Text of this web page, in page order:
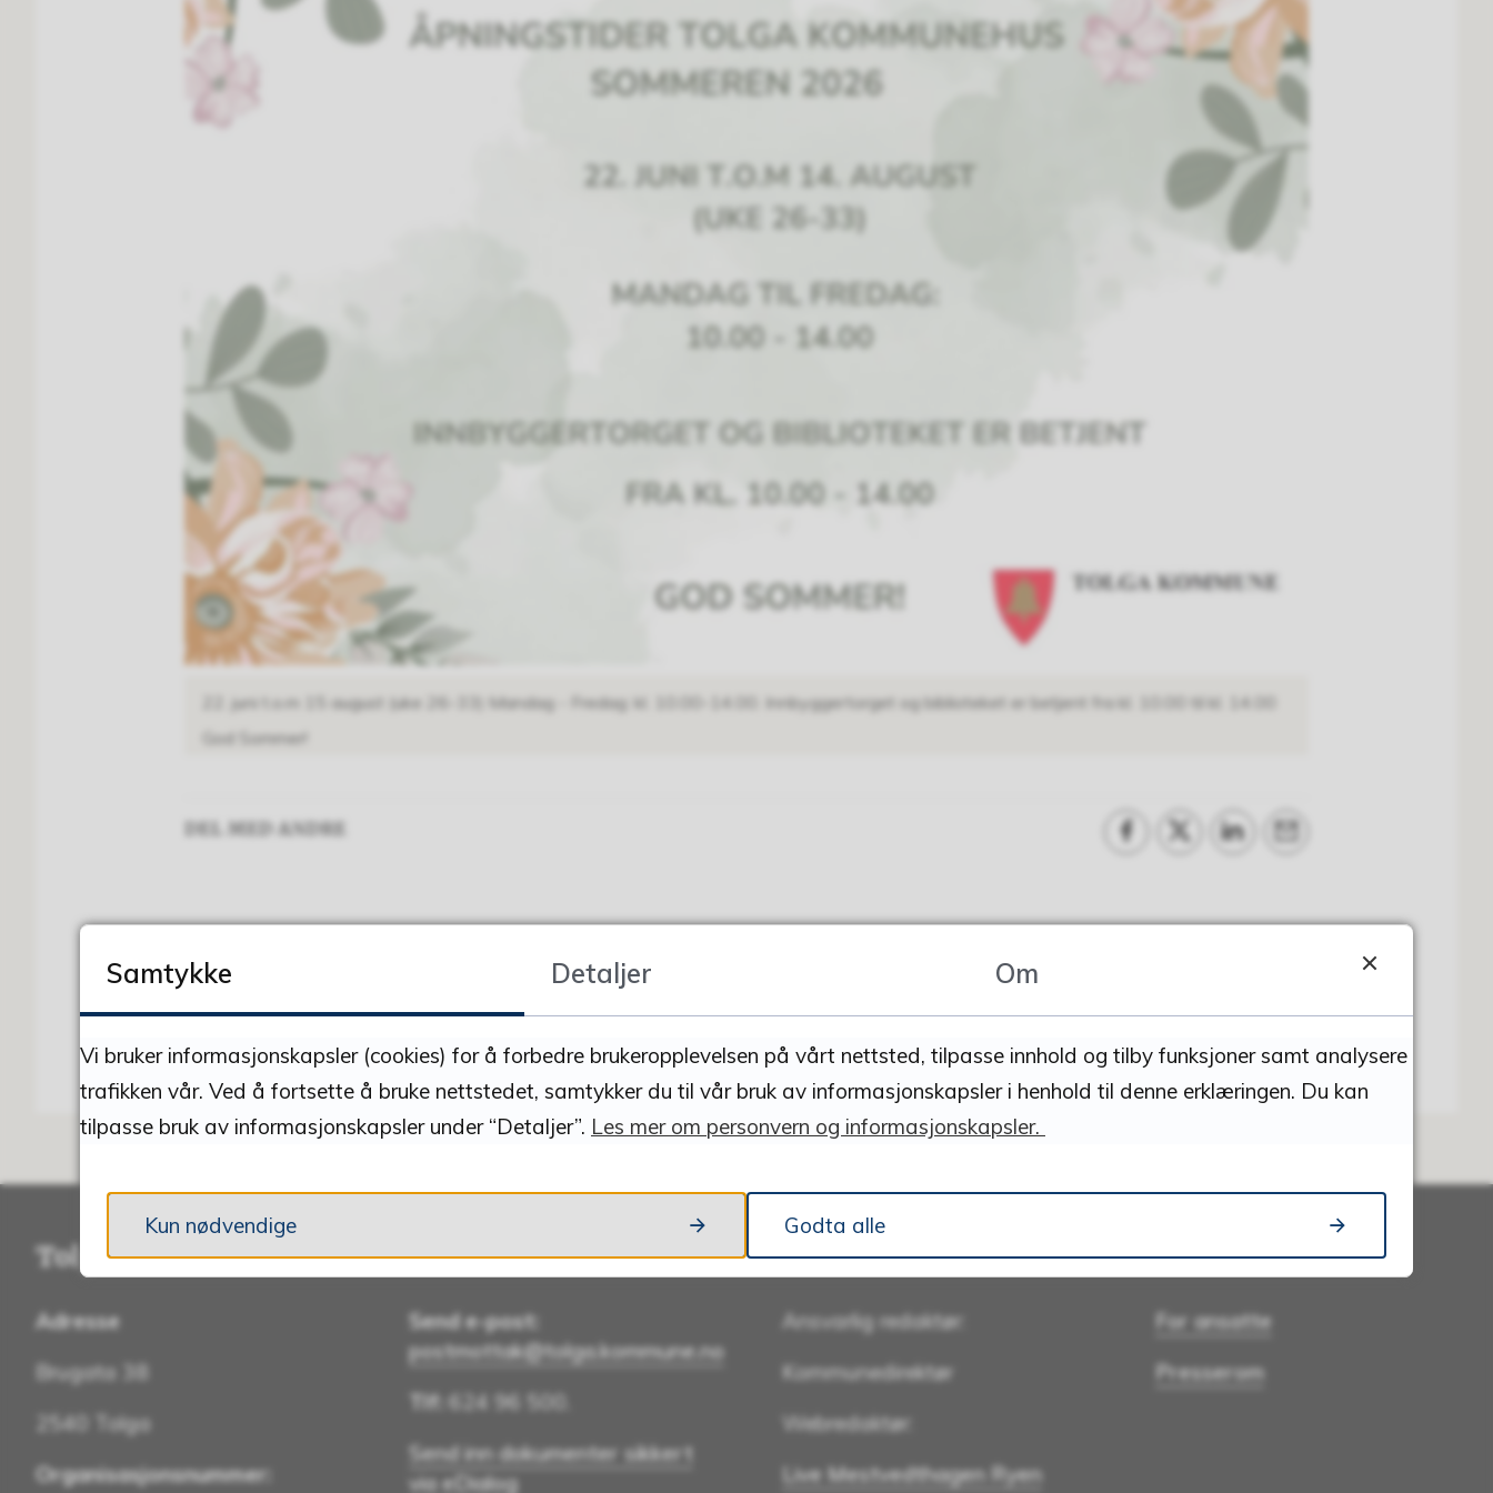
22. juni t.o.m 15 august (uke 26-33) Mandag - Fredag: kl. 10.00-14.00. Innbyggertorget og biblioteket er betjent fra kl. 10.00 til kl. 14.00
God Sommer!
DEL MED ANDRE
Var denne siden nyttig?
Ja Nei
Tolga kommune
Adresse
Brugata 38
2540 Tolga
Organisasjonsnummer:
Kontakt oss
Send e-post:
postmottak@tolga.kommune.no
Tlf: 624 96 500.
Send inn dokumenter sikkert
via eDialog
Om nettstedet
Ansvarlig redaktør:
Kommunedirektør
Webredaktør:
Live Mestvedthagen Ryen
Lenker
For ansatte
Presserom
Samtykke Detaljer Om
Vi bruker informasjonskapsler (cookies) for å forbedre brukeropplevelsen på vårt nettsted, tilpasse innhold og tilby funksjoner samt analysere
trafikken vår. Ved å fortsette å bruke nettstedet, samtykker du til vår bruk av informasjonskapsler i henhold til denne erklæringen. Du kan
tilpasse bruk av informasjonskapsler under “Detaljer”. Les mer om personvern og informasjonskapsler.
Kun nødvendige Godta alle